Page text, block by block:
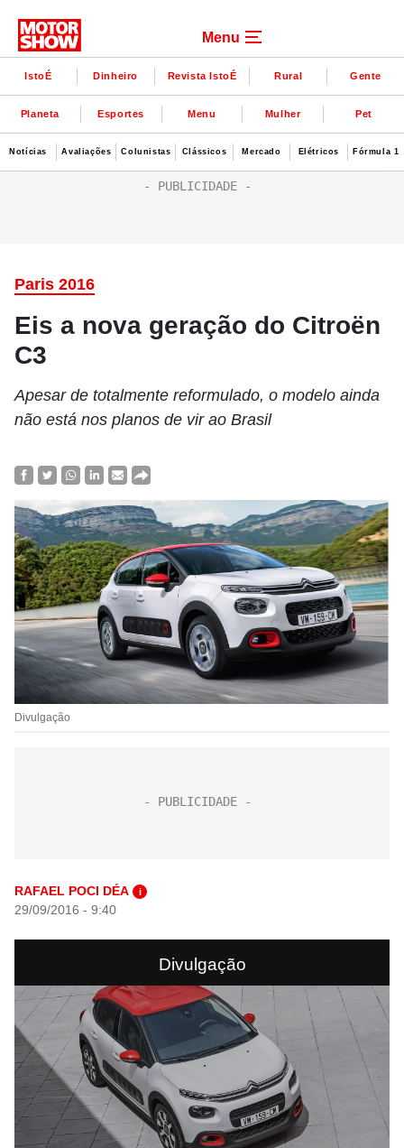
Menu
IstoÉ Dinheiro Revista IstoÉ Rural Gente
Planeta Esportes Menu Mulher Pet
Notícias Avaliações Colunistas Clássicos Mercado Elétricos Fórmula 1
Paris 2016
Eis a nova geração do Citroën
C3
Apesar de totalmente reformulado, o modelo ainda
não está nos planos de vir ao Brasil
Divulgação
RAFAEL POCI DÉA i
29/09/2016 - 9:40
Divulgação